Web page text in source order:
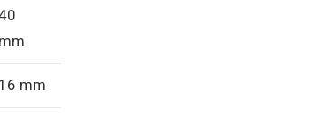
mm
16 mm